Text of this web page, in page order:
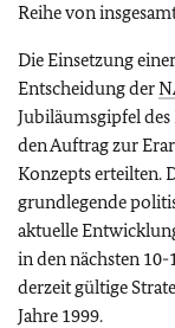
Reihe von
Die Einsetzung
Entscheidung der
Jubiläumsgipfel
den Auftrag zur
Konzepts erteilten.
grundlegende
aktuelle
in den nächsten
derzeit gültige
Jahre 1999.